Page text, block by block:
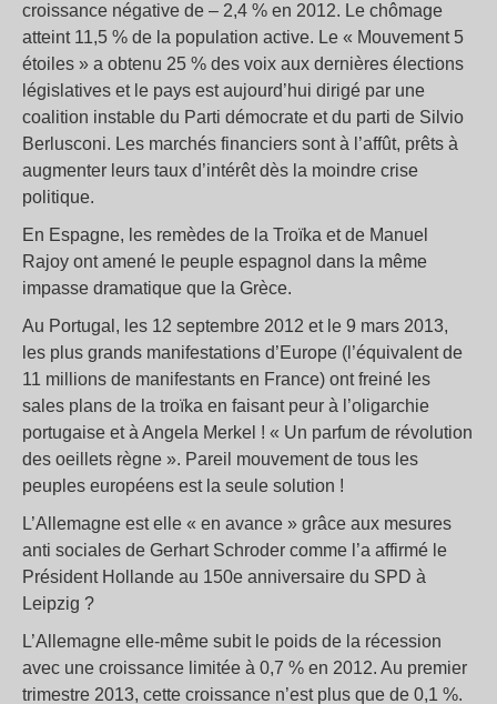
croissance négative de – 2,4 % en 2012. Le chômage
atteint 11,5 % de la population active. Le « Mouvement 5
étoiles » a obtenu 25 % des voix aux dernières élections
législatives et le pays est aujourd’hui dirigé par une
coalition instable du Parti démocrate et du parti de Silvio
Berlusconi. Les marchés financiers sont à l’affût, prêts à
augmenter leurs taux d’intérêt dès la moindre crise
politique.
En Espagne, les remèdes de la Troïka et de Manuel
Rajoy ont amené le peuple espagnol dans la même
impasse dramatique que la Grèce.
Au Portugal, les 12 septembre 2012 et le 9 mars 2013,
les plus grands manifestations d’Europe (l’équivalent de
11 millions de manifestants en France) ont freiné les
sales plans de la troïka en faisant peur à l’oligarchie
portugaise et à Angela Merkel ! « Un parfum de révolution
des oeillets règne ». Pareil mouvement de tous les
peuples européens est la seule solution !
L’Allemagne est elle « en avance » grâce aux mesures
anti sociales de Gerhart Schroder comme l’a affirmé le
Président Hollande au 150e anniversaire du SPD à
Leipzig ?
L’Allemagne elle-même subit le poids de la récession
avec une croissance limitée à 0,7 % en 2012. Au premier
trimestre 2013, cette croissance n’est plus que de 0,1 %.